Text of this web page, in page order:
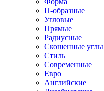
П-образные
Угловые
Прямые
Радиусные
Скошенные углы
Стиль
Современные
Евро
Английские